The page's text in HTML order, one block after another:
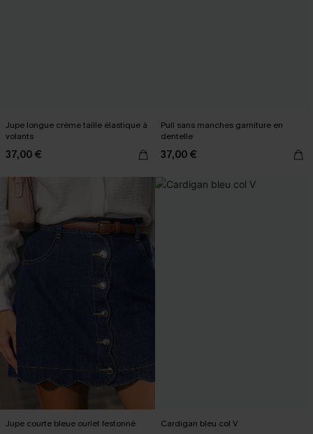
Jupe longue crème taille élastique à
volants
37,00 €
Pull sans manches garniture en
dentelle
37,00 €
Jupe courte bleue ourlet festonné Cardigan bleu col V